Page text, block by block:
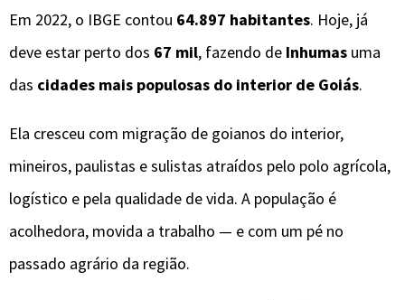
Em 2022, o IBGE contou 64.897 habitantes. Hoje, já
deve estar perto dos 67 mil, fazendo de Inhumas uma
das cidades mais populosas do interior de Goiás.
Ela cresceu com migração de goianos do interior,
mineiros, paulistas e sulistas atraídos pelo polo agrícola,
logístico e pela qualidade de vida. A população é
acolhedora, movida a trabalho — e com um pé no
passado agrário da região.